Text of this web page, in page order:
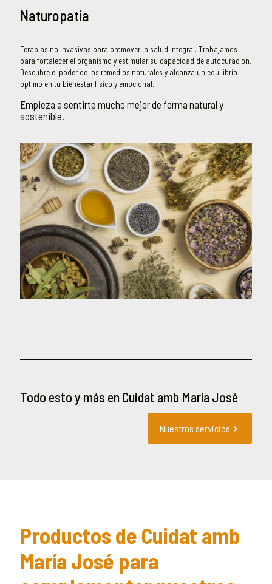
Naturopatía
Terapias no invasivas para promover la salud integral. Trabajamos
para fortalecer el organismo y estimular su capacidad de autocuración.
Descubre el poder de los remedios naturales y alcanza un equilibrio
óptimo en tu bienestar físico y emocional.
Empieza a sentirte mucho mejor de forma natural y
sostenible.
Todo esto y más en Cuidat amb María José
Nuestros servicios
Productos de Cuidat amb
María José para